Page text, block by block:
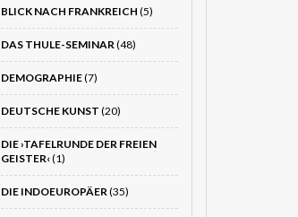
BLICK NACH FRANKREICH (5)
DAS THULE-SEMINAR(48)
DEMOGRAPHIE(7)
DEUTSCHE KUNST (20)
DIE ›TAFELRUNDE DER FREIEN
GEISTER‹(1)
DIE INDOEUROPÄER(35)